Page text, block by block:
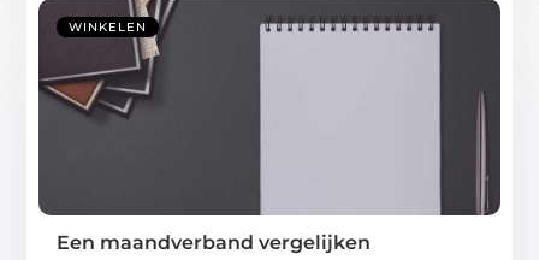
WINKELEN
Een maandverband vergelijken